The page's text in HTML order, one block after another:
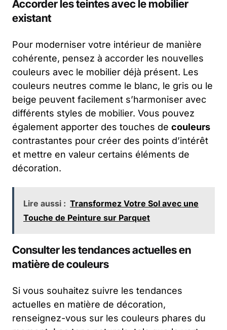
Accorder les teintes avec le mobilier
existant
Pour moderniser votre intérieur de manière
cohérente, pensez à accorder les nouvelles
couleurs avec le mobilier déjà présent. Les
couleurs neutres comme le blanc, le gris ou le
beige peuvent facilement s’harmoniser avec
différents styles de mobilier. Vous pouvez
également apporter des touches de couleurs
contrastantes pour créer des points d’intérêt
et mettre en valeur certains éléments de
décoration.
Lire aussi : Transformez Votre Sol avec une
Touche de Peinture sur Parquet
Consulter les tendances actuelles en
matière de couleurs
Si vous souhaitez suivre les tendances
actuelles en matière de décoration,
renseignez-vous sur les couleurs phares du